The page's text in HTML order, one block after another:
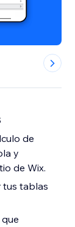
de
y
de Wix.
tus tablas